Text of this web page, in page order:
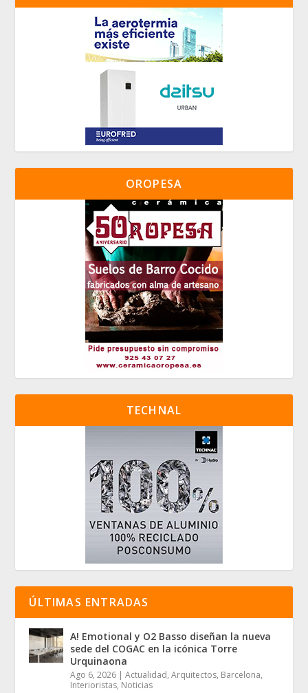
OROPESA
TECHNAL
ÚLTIMAS ENTRADAS
A! Emotional y O2 Basso diseñan la nueva
sede del COGAC en la icónica Torre
Urquinaona
Ago 6, 2026 |Actualidad,Arquitectos, Barcelona,
Interioristas, Noticias